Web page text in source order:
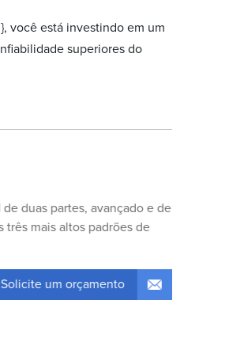
você está investindo em um
superiores do
duas partes, avançado e de
três mais altos padrões de
Solicite um orçamento